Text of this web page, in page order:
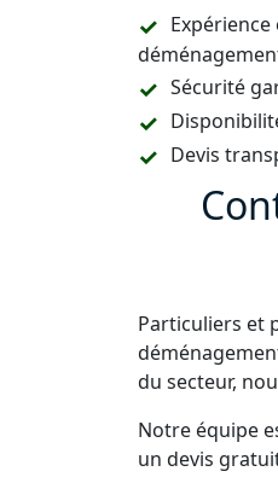
Sécurité
Devis
Particuliers et
du secteur,
Notre équipe
un devis